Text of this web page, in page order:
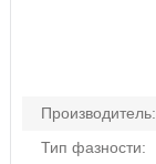
Производитель:
Тип фазности: